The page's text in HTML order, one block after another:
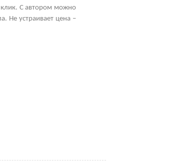
клик. С автором можно
Не устраивает цена –